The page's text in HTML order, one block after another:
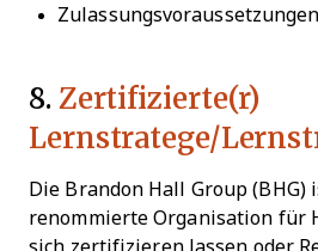
8. Zertifizierte(r)
Lernstratege/
Die Brandon Hall Group
renommierte Organisation für
sich zertifizieren lassen oder